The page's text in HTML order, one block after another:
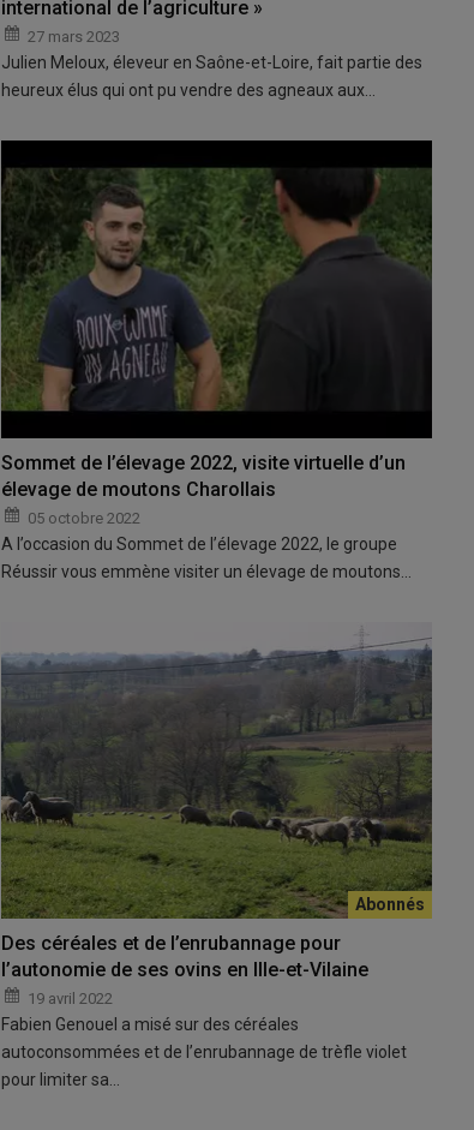
international de l’agriculture »
27 mars 2023
Julien Meloux, éleveur en Saône-et-Loire, fait partie des
heureux élus qui ont pu vendre des agneaux aux…
Sommet de l’élevage 2022, visite virtuelle d’un
élevage de moutons Charollais
05 octobre 2022
A l’occasion du Sommet de l’élevage 2022, le groupe
Réussir vous emmène visiter un élevage de moutons…
Des céréales et de l’enrubannage pour
l’autonomie de ses ovins en Ille-et-Vilaine
19 avril 2022
Fabien Genouel a misé sur des céréales
autoconsommées et de l’enrubannage de trèfle violet
pour limiter sa…